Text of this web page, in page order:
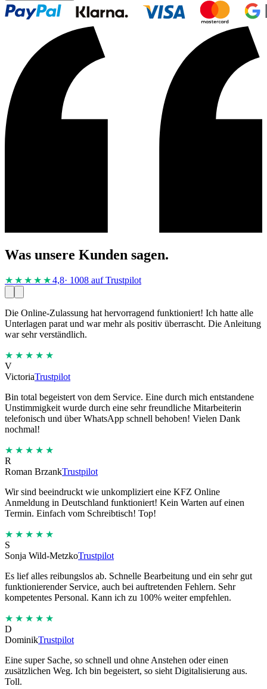
Was unsere Kunden sagen.
★★★★ ★4,8· 1008 auf Trustpilot
Die Online-Zulassung hat hervorragend funktioniert! Ich hatte alle
Unterlagen parat und war mehr als positiv überrascht. Die Anleitung
war sehr verständlich.
★★★★★
V
VictoriaTrustpilot
Bin total begeistert von dem Service. Eine durch mich entstandene
Unstimmigkeit wurde durch eine sehr freundliche Mitarbeiterin
telefonisch und über WhatsApp schnell behoben! Vielen Dank
nochmal!
★★★★★
R
Roman BrzankTrustpilot
Wir sind beeindruckt wie unkompliziert eine KFZ Online
Anmeldung in Deutschland funktioniert! Kein Warten auf einen
Termin. Einfach vom Schreibtisch! Top!
★★★★★
S
Sonja Wild-MetzkoTrustpilot
Es lief alles reibungslos ab. Schnelle Bearbeitung und ein sehr gut
funktionierender Service, auch bei auftretenden Fehlern. Sehr
kompetentes Personal. Kann ich zu 100% weiter empfehlen.
★★★★★
D
DominikTrustpilot
Eine super Sache, so schnell und ohne Anstehen oder einen
zusätzlichen Weg. Ich bin begeistert, so sieht Digitalisierung aus.
Toll.